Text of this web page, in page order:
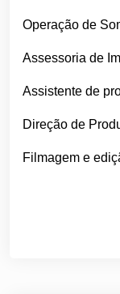
Operação de
Assessoria de
Assistente de
Direção de
Filmagem e